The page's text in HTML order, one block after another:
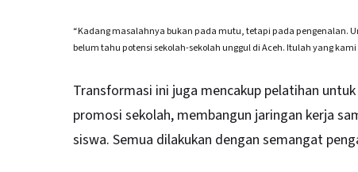
“Kadang masalahnya bukan pada mutu, tetapi pada pengenalan.
belum tahu potensi sekolah-sekolah unggul di Aceh. Itulah yang
Transformasi ini juga mencakup pelatihan
promosi sekolah, membangun jaringan kerja
siswa. Semua dilakukan dengan semangat